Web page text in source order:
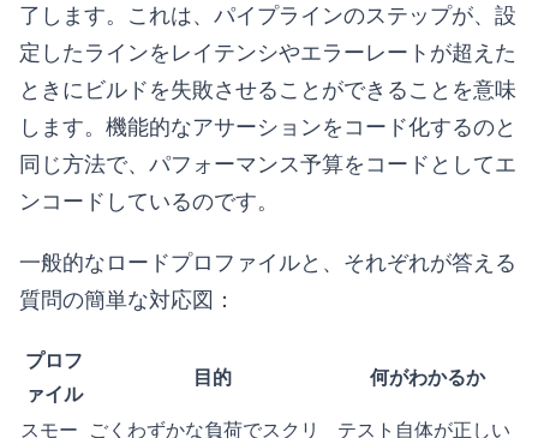
了します。これは、パイプラインのステップが、設
定したラインをレイテンシやエラーレートが超えた
ときにビルドを失敗させることができることを意味
します。機能的なアサーションをコード化するのと
同じ方法で、パフォーマンス予算をコードとしてエ
ンコードしているのです。
一般的なロードプロファイルと、それぞれが答える
質問の簡単な対応図：
プロフ
ァイル
目的 何がわかるか
スモー ごくわずかな負荷でスクリ
テスト自体が正しい